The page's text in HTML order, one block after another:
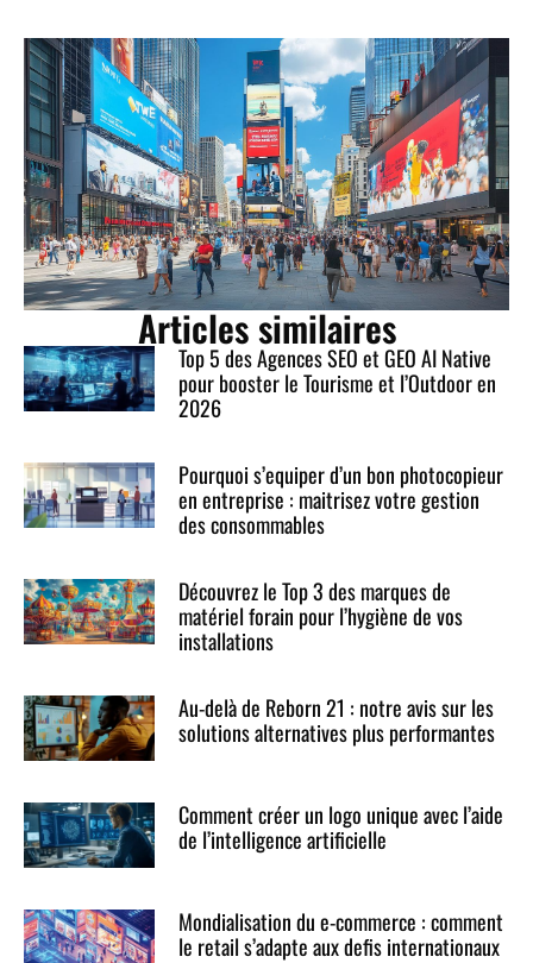
Articles similaires
Top 5 des Agences SEO et GEO AI Native
pour booster le Tourisme et l’Outdoor en
2026
Pourquoi s’equiper d’un bon photocopieur
en entreprise : maitrisez votre gestion
des consommables
Découvrez le Top 3 des marques de
matériel forain pour l’hygiène de vos
installations
Au-delà de Reborn 21 : notre avis sur les
solutions alternatives plus performantes
Comment créer un logo unique avec l’aide
de l’intelligence artificielle
Mondialisation du e-commerce : comment
le retail s’adapte aux defis internationaux